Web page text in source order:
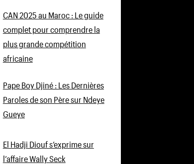
CAN 2025 au Maroc : Le guide
complet pour comprendre la
plus grande compétition
africaine
Pape Boy Djiné : Les Dernières
Paroles de son Père sur Ndeye
Gueye
El Hadji Diouf s’exprime sur
l’affaire Wally Seck